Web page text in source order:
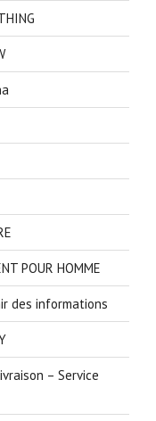
POUR HOMME
des informations
– Service